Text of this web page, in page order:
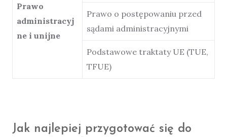
Prawo
administracyj
ne i unijne
Prawo o postępowaniu przed
sądami administracyjnymi
Podstawowe traktaty UE (TUE,
TFUE)
Jak najlepiej przygotować się do